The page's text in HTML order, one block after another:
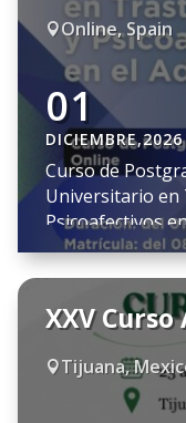
Online, Spain
01
DICIEMBRE,2026
Curso de
Universitario
Psicoafectivos
exclusivo para
en la matrícula.
convenio
Fecha
noviembre de
clases/charlas
XXV Curso
Tijuana,